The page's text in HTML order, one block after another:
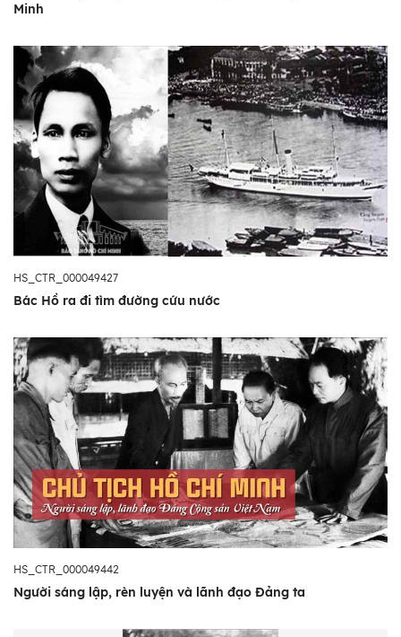
Minh
HS_CTR_000049427
Bác Hồ ra đi tìm đường cứu nước
HS_CTR_000049442
Người sáng lập, rèn luyện và lãnh đạo Đảng ta